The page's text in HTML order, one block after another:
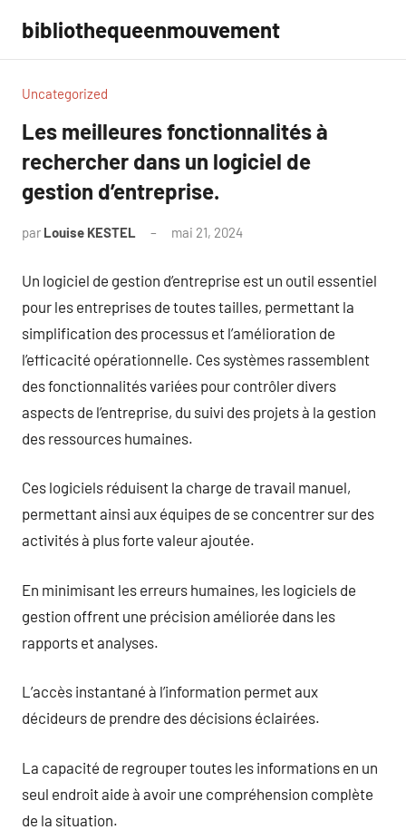
contenu
bibliothequeenmouvement
Uncategorized
Les meilleures fonctionnalités à
rechercher dans un logiciel de
gestion d’entreprise.
par Louise KESTEL mai 21, 2024
Un logiciel de gestion d’entreprise est un outil essentiel
pour les entreprises de toutes tailles, permettant la
simplification des processus et l’amélioration de
l’efficacité opérationnelle. Ces systèmes rassemblent
des fonctionnalités variées pour contrôler divers
aspects de l’entreprise, du suivi des projets à la gestion
des ressources humaines.
Ces logiciels réduisent la charge de travail manuel,
permettant ainsi aux équipes de se concentrer sur des
activités à plus forte valeur ajoutée.
En minimisant les erreurs humaines, les logiciels de
gestion offrent une précision améliorée dans les
rapports et analyses.
L’accès instantané à l’information permet aux
décideurs de prendre des décisions éclairées.
La capacité de regrouper toutes les informations en un
seul endroit aide à avoir une compréhension complète
de la situation.